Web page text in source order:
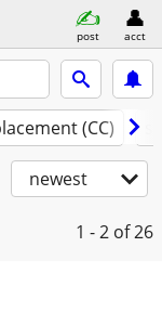
post acct
(CC)
newest
1 - 2 of 26